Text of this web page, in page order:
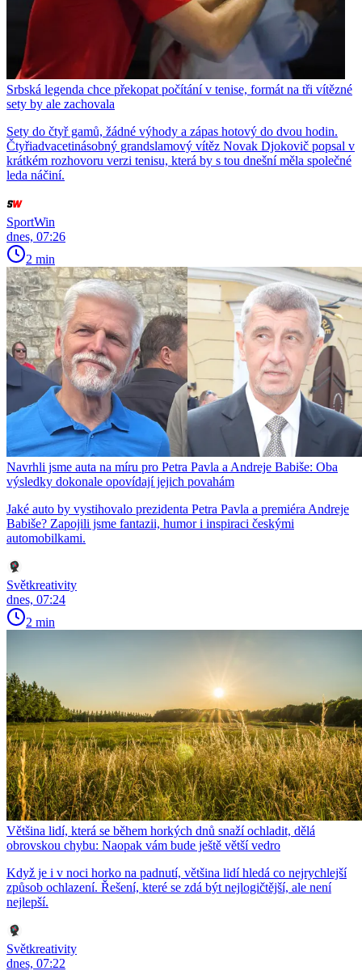
Srbská legenda chce překopat počítání v tenise, formát na tři vítězné
sety by ale zachovala
Sety do čtyř gamů, žádné výhody a zápas hotový do dvou hodin.
Čtyřiadvacetinásobný grandslamový vítěz Novak Djokovič popsal v
krátkém rozhovoru verzi tenisu, která by s tou dnešní měla společné
leda náčiní.
SportWin
dnes, 07:26
2 min
Navrhli jsme auta na míru pro Petra Pavla a Andreje Babiše: Oba
výsledky dokonale opovídají jejich povahám
Jaké auto by vystihovalo prezidenta Petra Pavla a premiéra Andreje
Babiše? Zapojili jsme fantazii, humor i inspiraci českými
automobilkami.
Světkreativity
dnes, 07:24
2 min
Většina lidí, která se během horkých dnů snaží ochladit, dělá
obrovskou chybu: Naopak vám bude ještě větší vedro
Když je i v noci horko na padnutí, většina lidí hledá co nejrychlejší
způsob ochlazení. Řešení, které se zdá být nejlogičtější, ale není
nejlepší.
Světkreativity
dnes, 07:22